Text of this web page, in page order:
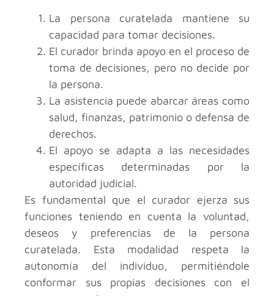
La persona curatelada mantiene su
capacidad para tomar decisiones.
El curador brinda apoyo en el proceso de
toma de decisiones, pero no decide por
la persona.
La asistencia puede abarcar áreas como
salud, finanzas, patrimonio o defensa de
derechos.
El apoyo se adapta a las necesidades
específicas determinadas por la
autoridad judicial.
Es fundamental que el curador ejerza sus
funciones teniendo en cuenta la voluntad,
deseos y preferencias de la persona
curatelada. Esta modalidad respeta la
autonomía del individuo, permitiéndole
conformar sus propias decisiones con el